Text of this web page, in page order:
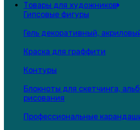
Товары для художников
Гипсовые фигуры
Гель декоративный,
Краска для граффити
Контуры
Блокноты для скетчинга,
рисования
Профессиональные